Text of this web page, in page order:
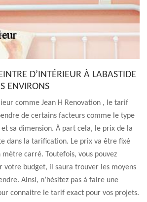
D’INTÉRIEUR À LABASTIDE
ENVIRONS
comme Jean H Renovation , le tarif
de certains facteurs comme le type
sa dimension. À part cela, le prix de la
dans la tarification. Le prix va être fixé
carré. Toutefois, vous pouvez
votre budget, il saura trouver les moyens
Ainsi, n’hésitez pas à faire une
connaitre le tarif exact pour vos projets.